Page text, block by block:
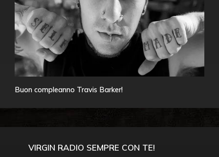
Buon compleanno Travis Barker!
VIRGIN RADIO SEMPRE CON TE!